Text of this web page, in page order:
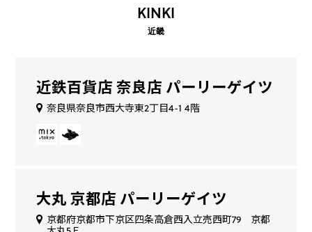
KINKI
近畿
近鉄百貨店 奈良店 パーリーゲイツ
奈良県奈良市西大寺東2丁目4-1 4階
大丸 京都店 パーリーゲイツ
京都府京都市下京区四条高倉西入立売西町79 京都